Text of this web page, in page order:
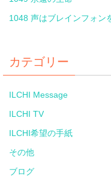
1048 声はブレインフォン
カテゴリー
ILCHI Message
ILCHI TV
ILCHI希望の手紙
その他
ブログ